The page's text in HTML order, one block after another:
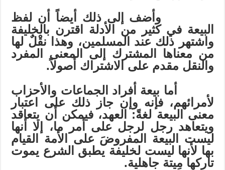
وأضف إلى ذلك أيضاً أن لفظ
البيعة في كثير من الأدلة اقترن بالخليفة
واشتهر ذلك عند المسلمين، وهذا نقْلٌ لها
من معناها المشترك إلى المعنى المفرد
والنقل مقدم على الاشتراك أصولاً.
أما بيعة أفراد الجماعات والأحزاب
لأمرائهم، فإنه وإن جاز ذلك على اعتبار
معنى البيعة لغةً: العهد، فيمكن أن يتعاقد
ويتعاهد رجل لرجل على أمر ما، إلا أنها
ليست البيعة المفروضَ على الأمة القيام
بها لأنها ليست لخليفة يطبق الشرع يموت
تاركها مِيتة جاهلية.